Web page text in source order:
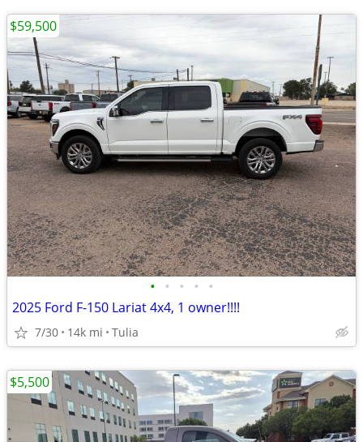
• • • • •
2025 Ford F-150 Lariat 4x4, 1 owner!!!!
7/30 14k mi Tulia
$59,500
$5,500